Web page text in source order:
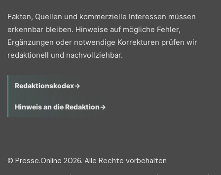
Fakten, Quellen und kommerzielle Interessen müssen
erkennbar bleiben. Hinweise auf mögliche Fehler,
Ergänzungen oder notwendige Korrekturen prüfen wir
redaktionell und nachvollziehbar.
Redaktionskodex→
Hinweis an die Redaktion→
© Presse.Online 2026. Alle Rechte vorbehalten